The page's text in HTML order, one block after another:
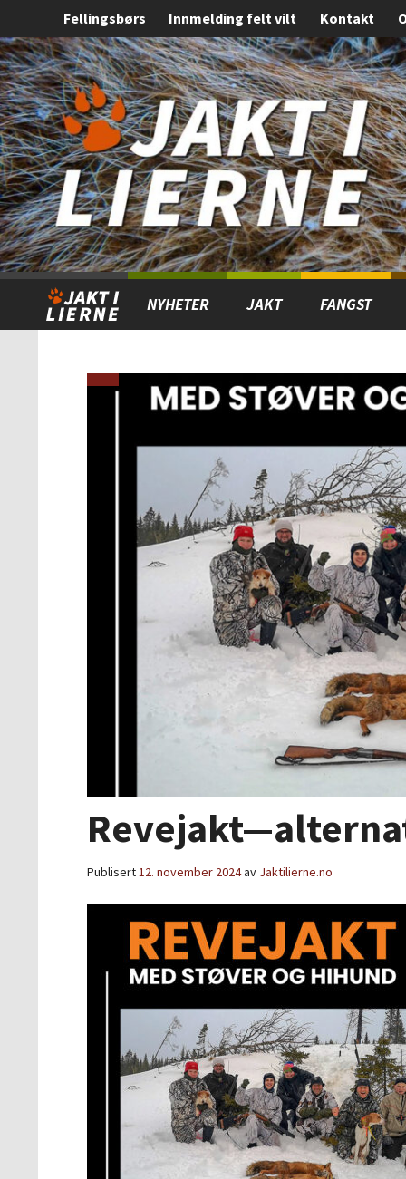
Gå
til
innholdet
Forstørre
skrift
Fellingsbørs Innmelding felt vilt Kontakt
NYHETER JAKT FANGST
Publisert12. november 2024av Jaktilierne.no